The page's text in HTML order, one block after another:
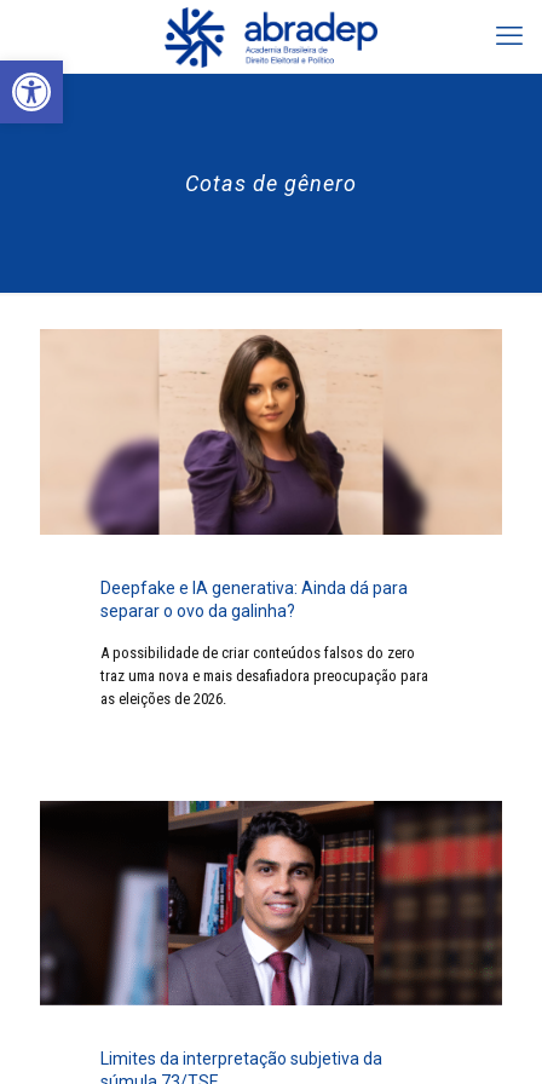
Abrir a barra de ferramentas
Cotas de gênero
Deepfake e IA generativa: Ainda dá para
separar o ovo da galinha?
A possibilidade de criar conteúdos falsos do zero
traz uma nova e mais desafiadora preocupação para
as eleições de 2026.
Limites da interpretação subjetiva da